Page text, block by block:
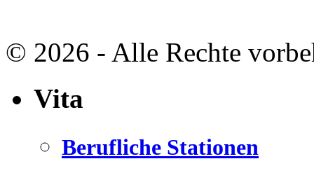
© 2026 - Alle Rechte
Vita
Berufliche Stationen